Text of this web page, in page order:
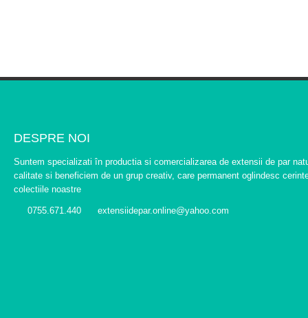
DESPRE NOI
Suntem specializati în productia si comercializarea de extensii de par
calitate si beneficiem de un grup creativ, care permanent oglindesc
colectiile noastre
0755.671.440 extensiidepar.online@yahoo.com